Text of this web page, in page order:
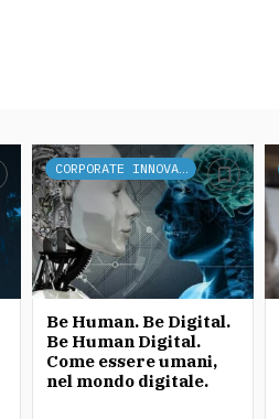
CORPORATE INNOVATION
Be Human. Be Digital.
Be Human Digital.
Come essere umani,
nel mondo digitale.